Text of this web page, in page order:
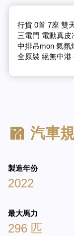
行貨 0首 7座 雙
三電門 電動真皮
中排吊mon 氣氛
全原裝 絕無中港
汽車
製造年份
2022
最大馬力
296 匹